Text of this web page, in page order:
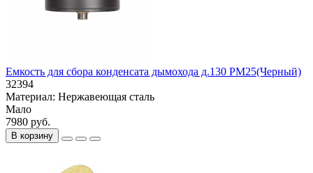
Емкость для сбора конденсата дымохода д.130 РМ25(Черный)
32394
Материал: Нержавеющая сталь
Мало
7980 руб.
В корзину